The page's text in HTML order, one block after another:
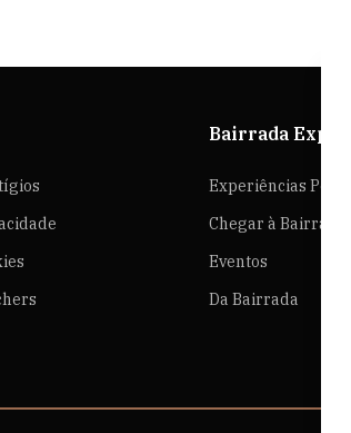
Bairrada
Experiências
Chegar à Bairrada
Eventos
Da Bairrada